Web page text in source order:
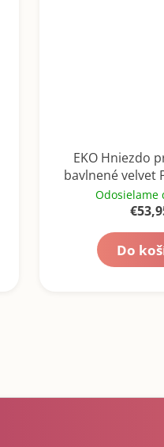
EKO Hniezdo
bavlnené velvet
Odosielame
Do